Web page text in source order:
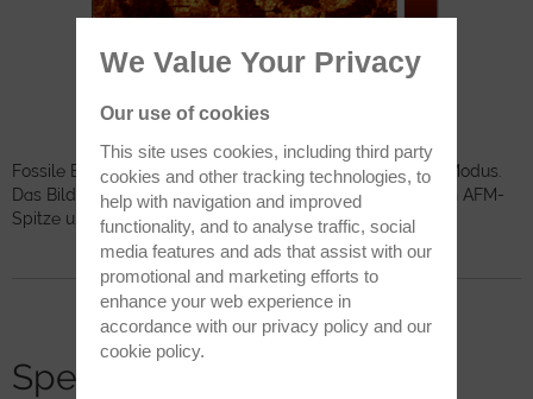
Fossile Bakterien, abgebildet im Digitalen Pulsed Force Modus.
Das Bild zeigt unterschiedliche Adhäsionskräfte zwischen AFM-
Spitze und Probenoberfläche.
Spezifikationen
We Value Your Privacy
Our use of cookies
This site uses cookies, including third party
cookies and other tracking technologies, to
help with navigation and improved
functionality, and to analyse traffic, social
media features and ads that assist with our
promotional and marketing efforts to
enhance your web experience in
accordance with our privacy policy and our
cookie policy.